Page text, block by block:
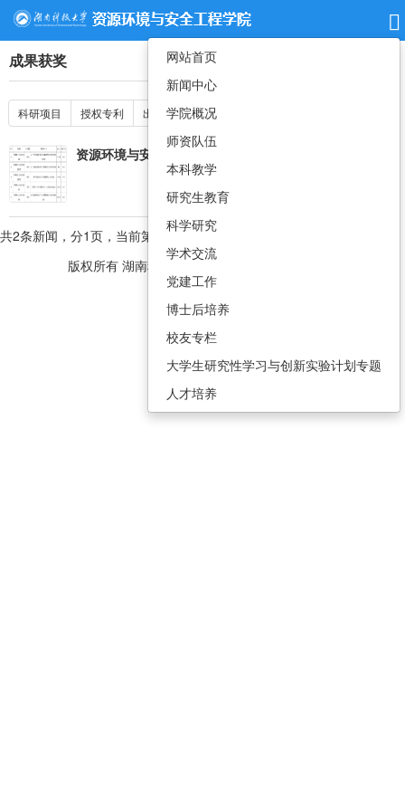
网站首页
新闻中心
学院概况
师资队伍
本科教学
研究生教育
科学研究
学术交流
党建工作
博士后培养
校友专栏
大学生研究性学习与创新实验计划专题
人才培养
成果获奖
科研项目 授权专利 出版著作 成果获奖
资源环境与安全工程学院科研成果获奖一览表
共2条新闻，分1页，当前第 页 最前页
版权所有 湖南科技大学资源环境与安全工程学院